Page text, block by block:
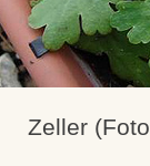
Zeller